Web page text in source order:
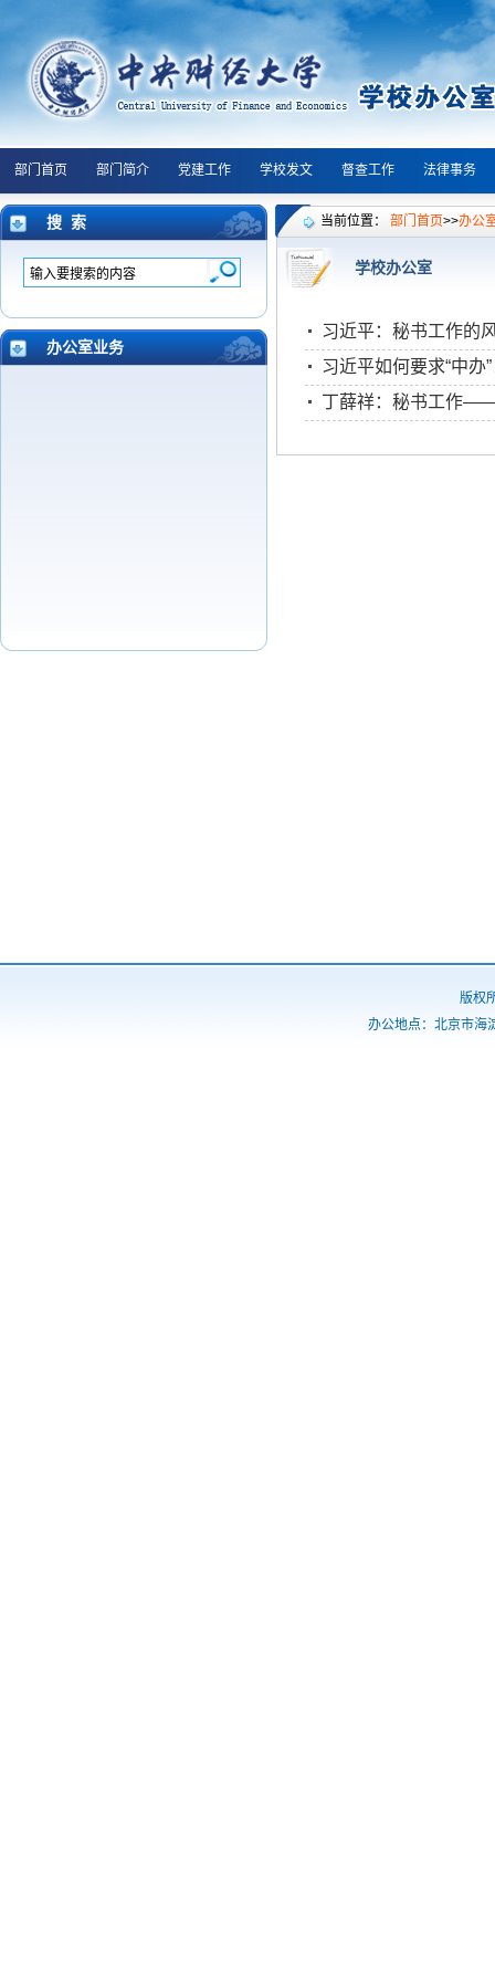
部门首页 部门简介 党建工作 学校发文 督查工作 法律事务
搜 索
办公室业务
当前位置： 部门首页>>办公
学校办公室
习近平：秘书工作的
习近平如何要求“中办
丁薛祥：秘书工作
版权
办公地点：北京市海